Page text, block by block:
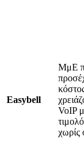
Easybell
ΜμΕ
VoIP
χωρίς